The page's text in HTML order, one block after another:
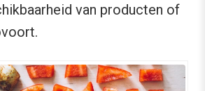
van producten of